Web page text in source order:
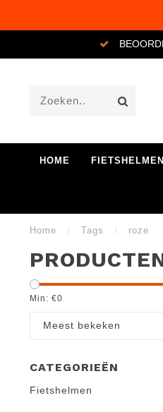
HOME FIETSHELMEN
Home / Tags / roze
Min: €0
Meest bekeken
CATEGORIEËN
Fietshelmen